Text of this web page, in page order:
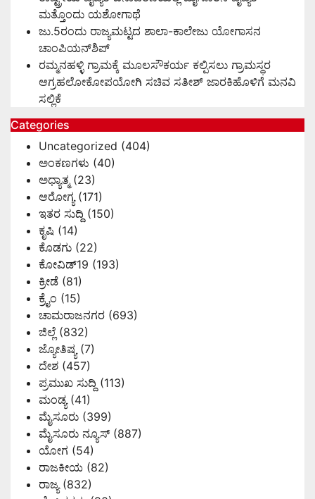
ಮತ್ತೊಂದು ಯಶೋಗಾಥೆ
ಜು.5ರಂದು ರಾಜ್ಯಮಟ್ಟದ ಶಾಲಾ-ಕಾಲೇಜು ಯೋಗಾಸನ
ಚಾಂಪಿಯನ್‌ಶಿಪ್
ರಮ್ಮನಹಳ್ಳಿ ಗ್ರಾಮಕ್ಕೆ ಮೂಲಸೌಕರ್ಯ ಕಲ್ಪಿಸಲು ಗ್ರಾಮಸ್ಥರ
ಆಗ್ರಹಲೋಕೋಪಯೋಗಿ ಸಚಿವ ಸತೀಶ್ ಜಾರಕಿಹೊಳಿಗೆ ಮನವಿ
ಸಲ್ಲಿಕೆ
Categories
Uncategorized (404)
ಅಂಕಣಗಳು (40)
ಅಧ್ಯಾತ್ಮ(23)
ಆರೋಗ್ಯ(171)
ಇತರ ಸುದ್ದಿ (150)
ಕೃಷಿ (14)
ಕೊಡಗು (22)
ಕೋವಿಡ್19 (193)
ಕ್ರೀಡೆ (81)
ಕ್ರೈಂ (15)
ಚಾಮರಾಜನಗರ (693)
ಜಿಲ್ಲೆ (832)
ಜ್ಯೋತಿಷ್ಯ(7)
ದೇಶ (457)
ಪ್ರಮುಖ ಸುದ್ದಿ (113)
ಮಂಡ್ಯ(41)
ಮೈಸೂರು (399)
ಮೈಸೂರು ನ್ಯೂಸ್(887)
ಯೋಗ (54)
ರಾಜಕೀಯ (82)
ರಾಜ್ಯ(832)